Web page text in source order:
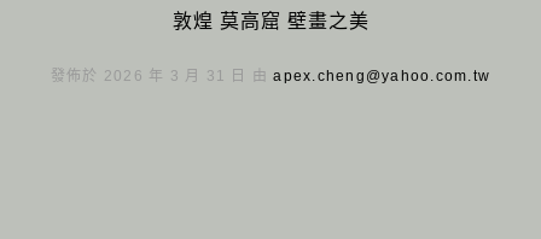
敦煌 莫高窟 壁畫之美
發佈於 2026 年 3 月 31 日 由apex.cheng@yahoo.com.tw